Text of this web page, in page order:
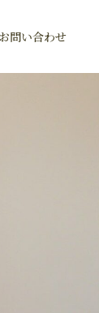
お問い合わせ